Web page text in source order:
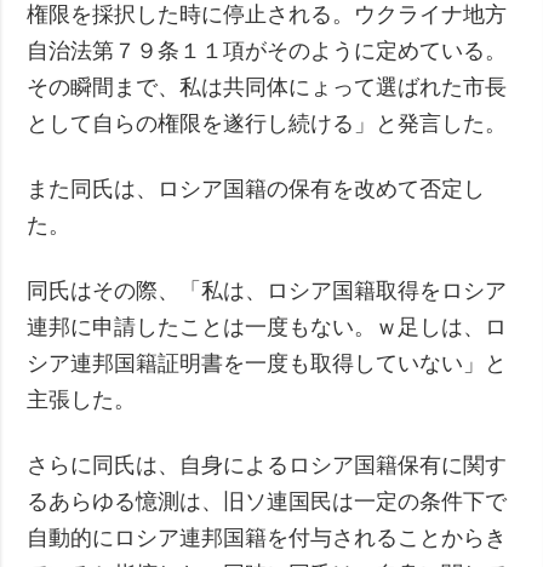
権限を採択した時に停止される。ウクライナ地方
自治法第７９条１１項がそのように定めている。
その瞬間まで、私は共同体にょって選ばれた市長
として自らの権限を遂行し続ける」と発言した。
また同氏は、ロシア国籍の保有を改めて否定し
た。
同氏はその際、「私は、ロシア国籍取得をロシア
連邦に申請したことは一度もない。ｗ足しは、ロ
シア連邦国籍証明書を一度も取得していない」と
主張した。
さらに同氏は、自身によるロシア国籍保有に関す
るあらゆる憶測は、旧ソ連国民は一定の条件下で
自動的にロシア連邦国籍を付与されることからき